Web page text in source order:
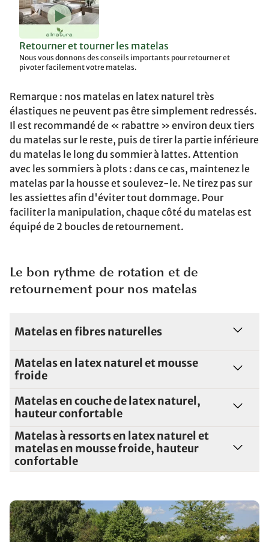
Retourner et tourner les matelas
Nous vous donnons des conseils importants pour retourner et
pivoter facilement votre matelas.
Remarque : nos matelas en latex naturel très
élastiques ne peuvent pas être simplement redressés.
Il est recommandé de « rabattre » environ deux tiers
du matelas sur le reste, puis de tirer la partie inférieure
du matelas le long du sommier à lattes. Attention
avec les sommiers à plots : dans ce cas, maintenez le
matelas par la housse et soulevez-le. Ne tirez pas sur
les assiettes afin d'éviter tout dommage. Pour
faciliter la manipulation, chaque côté du matelas est
équipé de 2 boucles de retournement.
Le bon rythme de rotation et de
retournement pour nos matelas
Matelas en fibres naturelles
Matelas en latex naturel et mousse
froide
Matelas en couche de latex naturel,
hauteur confortable
Matelas à ressorts en latex naturel et
matelas en mousse froide, hauteur
confortable